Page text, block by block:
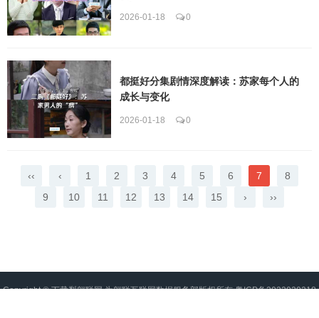
2026-01-18 0
都挺好分集剧情深度解读：苏家每个人的
成长与变化
2026-01-18 0
‹‹ ‹ 1 2 3 4 5 6 7
8
9
10 11 12 13 14 15 › ››
Copyright ©下载梨翱联网为翱联互联网数据服务部版权所有粤ICP备2022020218